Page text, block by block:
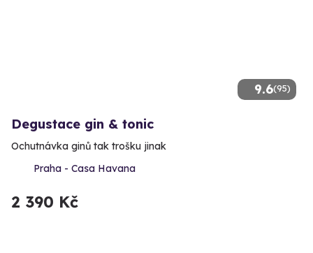
9.6(95)
Degustace gin & tonic
Ochutnávka ginů tak trošku jinak
Praha - Casa Havana
2 390 Kč